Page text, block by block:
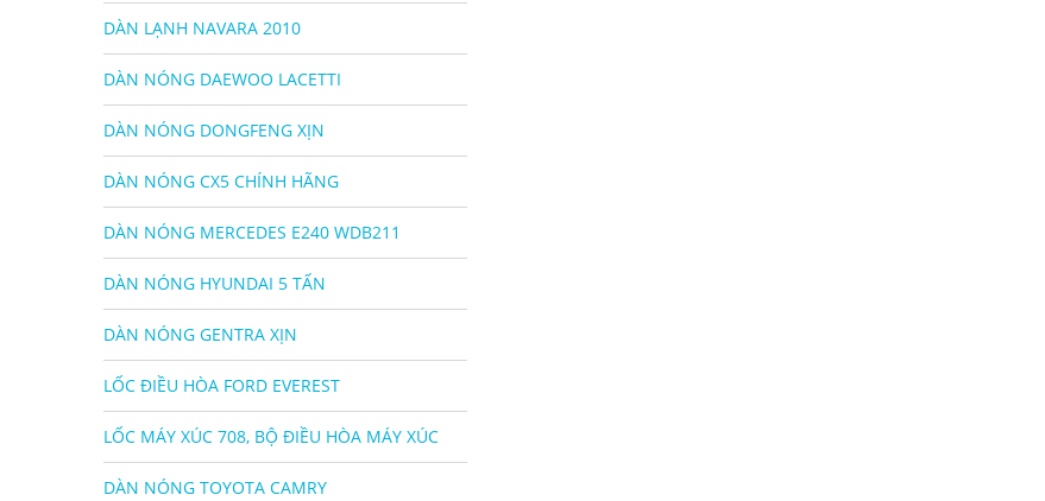
DÀN LẠNH NAVARA 2010
DÀN NÓNG DAEWOO LACETTI
DÀN NÓNG DONGFENG XỊN
DÀN NÓNG CX5 CHÍNH HÃNG
DÀN NÓNG MERCEDES E240 WDB211
DÀN NÓNG HYUNDAI 5 TẤN
DÀN NÓNG GENTRA XỊN
LỐC ĐIỀU HÒA FORD EVEREST
LỐC MÁY XÚC 708, BỘ ĐIỀU HÒA MÁY XÚC
DÀN NÓNG TOYOTA CAMRY